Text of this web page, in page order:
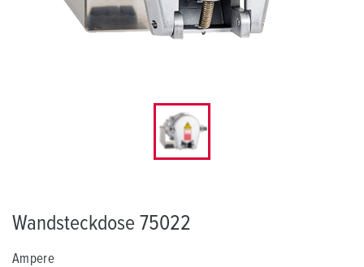
Wandsteckdose 75022
Ampere